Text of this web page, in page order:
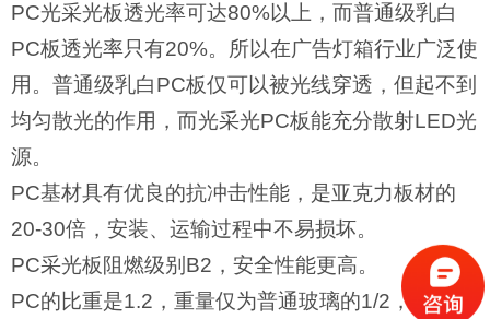
PC光采光板透光率可达80%以上，而普通级乳白
PC板透光率只有20%。所以在广告灯箱行业广泛使
用。普通级乳白PC板仅可以被光线穿透，但起不到
均匀散光的作用，而光采光PC板能充分散射LED光
源。
PC基材具有优良的抗冲击性能，是亚克力板材的
20-30倍，安装、运输过程中不易损坏。
PC采光板阻燃级别B2，安全性能更高。
PC的比重是1.2，重量仅为普通玻璃的1/2，所以既